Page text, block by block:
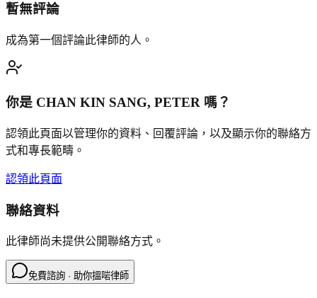
暫無評論
成為第一個評論此律師的人。
你是 CHAN KIN SANG, PETER 嗎？
認領此頁面以管理你的資料、回覆評論，以及顯示你的聯絡方
式和專長範疇。
認領此頁面
聯絡資料
此律師尚未提供公開聯絡方式。
免費諮詢 · 助你搵啱律師